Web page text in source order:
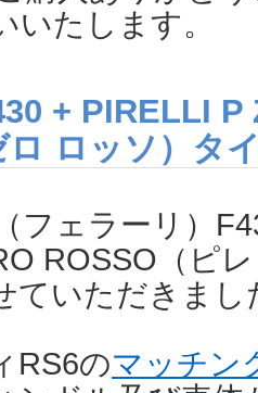
いたします。
+ PIRELLI P
ロ ロッソ）タ
フェラーリ）
ROSSO（ピ
ていただきまし
RS6のマッチン